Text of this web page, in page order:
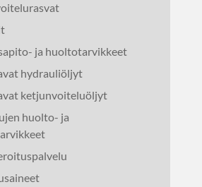
ja huoltotarvikkeet
hydrauliöljyt
ketjunvoiteluöljyt
huolto- ja